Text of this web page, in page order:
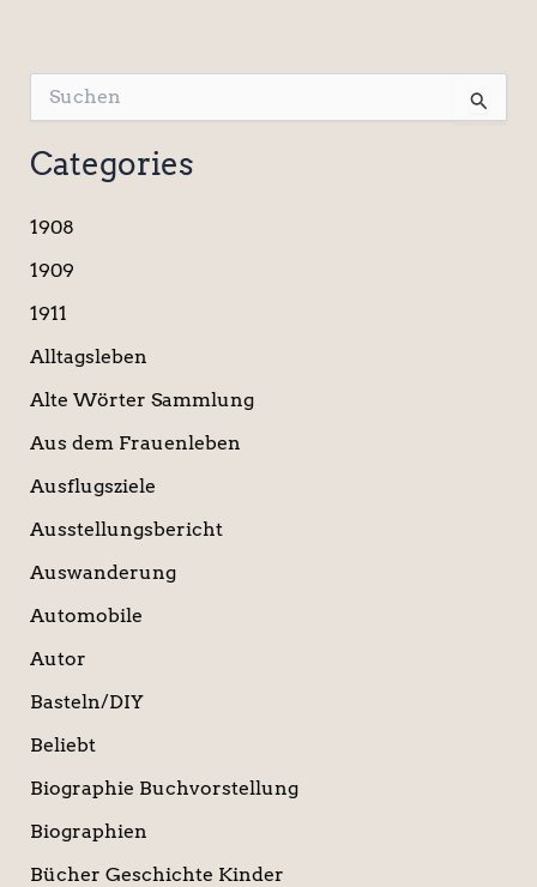
u
c
h
n
a
h
Categories
1908
1909
1911
Alltagsleben
Alte Wörter Sammlung
Aus dem Frauenleben
Ausflugsziele
Ausstellungsbericht
Auswanderung
Automobile
Autor
Basteln/DIY
Beliebt
Biographie Buchvorstellung
Biographien
Bücher Geschichte Kinder